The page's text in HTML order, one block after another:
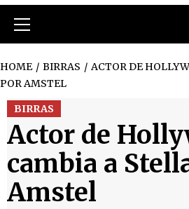
HOME BIRRAS
ACTOR DE
POR AMSTEL
BIRRAS
Actor de
cambia a
Amstel